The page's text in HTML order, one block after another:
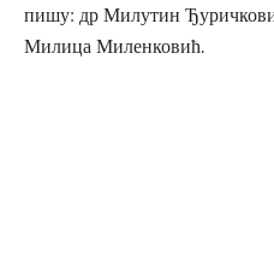
пишу: др Милутин
Милица Миленковић.